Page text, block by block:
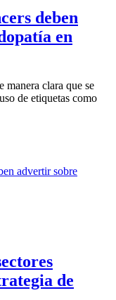
deben
en
manera clara que se
de etiquetas como
de